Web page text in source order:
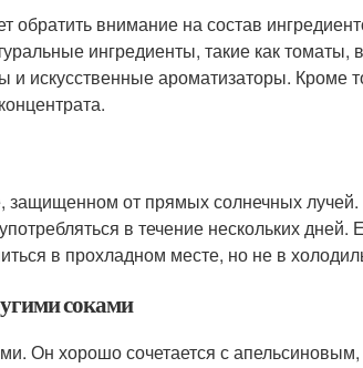
обратить внимание на состав
ингредиенты, такие как томаты,
искусственные ароматизаторы. Кроме
защищенном от прямых солнечных лучей.
в течение нескольких дней.
в прохладном месте, но не в
соками
Он хорошо сочетается с